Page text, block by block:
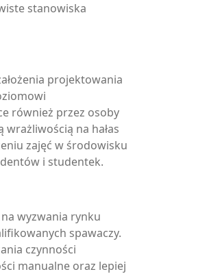
stanowiska
projektowania
również przez osoby
na hałas
zajęć w środowisku
i studentek.
wyzwania rynku
spawaczy.
czynności
manualne oraz lepiej